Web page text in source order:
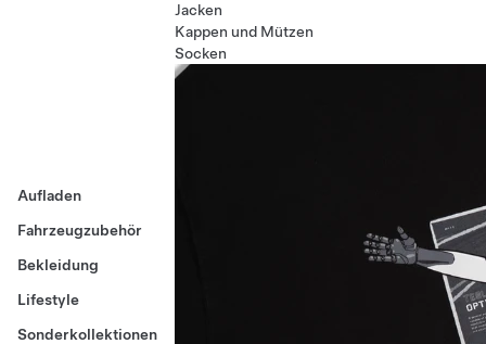
Aufladen
Fahrzeugzubehör
Bekleidung
Lifestyle
Sonderkollektionen
Jacken
Kappen und Mützen
Socken